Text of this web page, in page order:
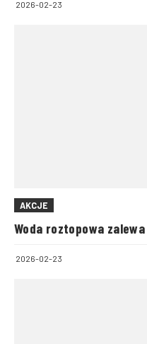
2026-02-23
AKCJE
Woda roztopowa
2026-02-23